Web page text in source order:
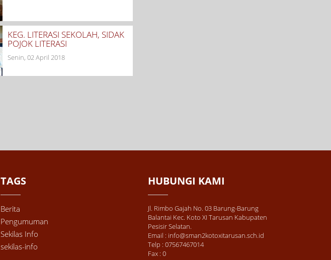
KEG. LITERASI SEKOLAH, SIDAK
POJOK LITERASI
Senin, 02 April 2018
TAGS
Berita
Pengumuman
Sekilas Info
sekilas-info
HUBUNGI KAMI
Jl. Rimbo Gajah No. 03 Barung-Barung
Balantai Kec. Koto XI Tarusan Kabupaten
Pesisir Selatan.
Email : info@sman2kotoxitarusan.sch.id
Telp : 07567467014
Fax : 0